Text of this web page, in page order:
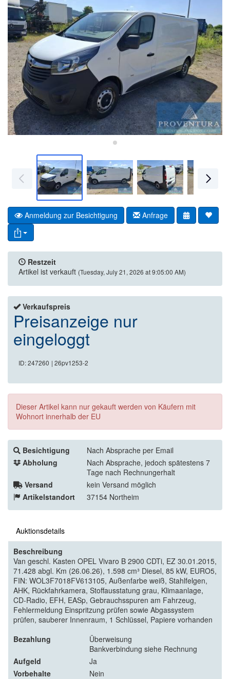
Anmeldung zur Besichtigung Anfrage
Restzeit
Artikel ist verkauft (Tuesday, July 21, 2026 at 9:05:00 AM)
Verkaufspreis
Preisanzeige nur
eingeloggt
ID: 247260 | 26pv1253-2
Dieser Artikel kann nur gekauft werden von Käufern mit
Wohnort innerhalb der EU
Besichtigung
Nach Absprache per Email
Abholung
Nach Absprache, jedoch spätestens 7
Tage nach Rechnungerhalt
Versand
kein Versand möglich
Artikelstandort
37154 Northeim
Auktionsdetails
Beschreibung
Van geschl. Kasten OPEL Vivaro B 2900 CDTi, EZ 30.01.2015,
71.428 abgl. Km (26.06.26), 1.598 cm³ Diesel, 85 kW, EURO5,
FIN: WOL3F7018FV613105, Außenfarbe weiß, Stahlfelgen,
AHK, Rückfahrkamera, Stoffausstatung grau, Klimaanlage,
CD-Radio, EFH, EASp, Gebrauchsspuren am Fahrzeug,
Fehlermeldung Einspritzung prüfen sowie Abgassystem
prüfen, sauberer Innenraum, 1 Schlüssel, Papiere vorhanden
Bezahlung
Überweisung
Bankverbindung siehe Rechnung
Aufgeld
Ja
Vorbehalte
Nein